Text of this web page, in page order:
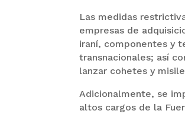
Las medidas
empresas de
iraní, componentes y
transnacionales; así
lanzar cohetes y
Adicionalmente, se
altos cargos de la